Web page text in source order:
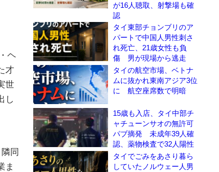
ヘ
才
世
し
同
ま
が16人聴取、射撃場も確
認
タイ東部チョンブリのア
パートで中国人男性刺さ
れ死亡、21歳女性も負
傷 男が現場から逃走
タイの航空市場、ベトナ
ムに抜かれ東南アジア3位
に 航空座席数で明暗
15歳も入店、タイ中部チ
ャチューンサオの無許可
パブ摘発 未成年39人確
認、薬物検査で32人陽性
タイでごみをあさり暮ら
していたノルウェー人男